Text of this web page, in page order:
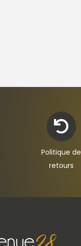

Politique de
retours